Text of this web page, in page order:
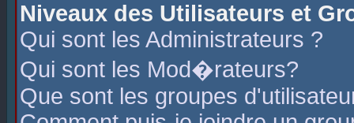
Niveaux des Utilisateurs et
Qui sont les Administrateurs ?
Qui sont les Mod�rateurs?
Que sont les groupes